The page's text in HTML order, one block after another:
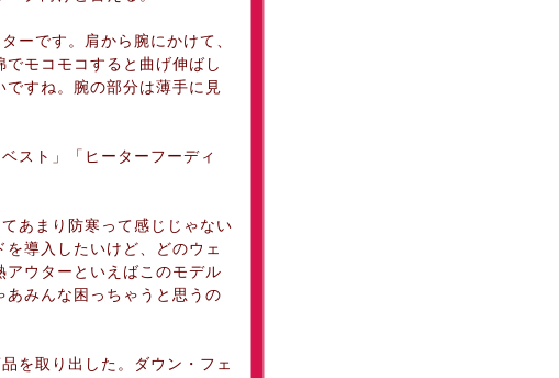
ーです。肩から腕にかけて、
モコモコすると曲げ伸ばし
すね。腕の部分は薄手に見
スト」「ヒーターフーディ
あまり防寒って感じじゃない
導入したいけど、どのウェ
ウターといえばこのモデル
みんな困っちゃうと思うの
を取り出した。ダウン・フェ